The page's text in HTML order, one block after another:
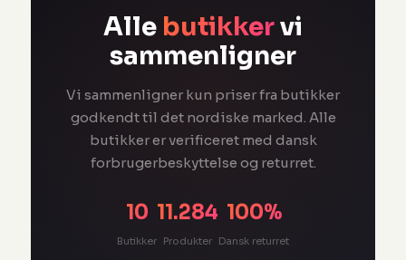
Alle butikkervi
sammenligner
Vi sammenligner kun priser fra butikker
godkendt til det nordiske marked. Alle
butikker er verificeret med dansk
forbrugerbeskyttelse og returret.
10
Butikker
11.284
Produkter
100%
Dansk returret